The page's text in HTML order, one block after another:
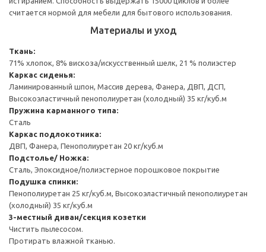
считается нормой для мебели для бытового использования.
Материалы и уход
Ткань:
71% хлопок, 8% вискоза/искусственный шелк, 21 % полиэстер
Каркас сиденья:
Ламинированный шпон, Массив дерева, Фанера, ДВП, ДСП,
Высокоэластичный пенополиуретан (холодный) 35 кг/куб.м
Пружина карманного типа:
Сталь
Каркас подлокотника:
ДВП, Фанера, Пенополиуретан 20 кг/куб.м
Подстолье/ Ножка:
Сталь, Эпоксидное/полиэстерное порошковое покрытие
Подушка спинки:
Пенополиуретан 25 кг/куб.м, Высокоэластичный пенополиуретан
(холодный) 35 кг/куб.м
3-местный диван/секция козетки
Чистить пылесосом.
Протирать влажной тканью.